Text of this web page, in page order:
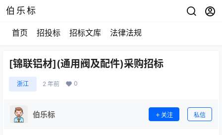
伯乐标
首页 招投标 招标文库 法律法规
[锦联铝材](通用阀及配件)采购招标
浙江 2 年前 0
伯乐标 关注 私信